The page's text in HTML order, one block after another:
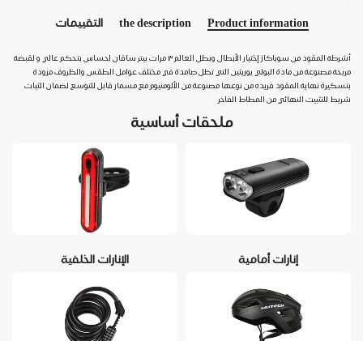
Product information
the description التقييمات
أشرطة المقود من سوباكاز إختيار الأبطال وبطل العالم ٣ مرات بيتر ساقان احساس بتحكم عالي و لقبضة
مريحة مصنوعة من مادة البولي يوريثين التي تظل صامدة في مختلف عوامل الطقس والظروف مزودة
بتسكيرة نهاية المقود فريده من نوعها مصنوعة من الألومنيوم مع مسمار قابل للتوسع لضمان الثبات
شريط للتثبيت النهائي من المطاط الفاخر
ملحقات أساسية
إنارات أمامية الإنارات الخلفية